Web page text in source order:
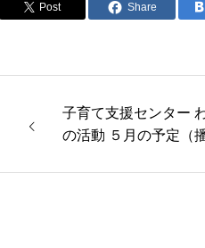
Post Share
子育て支援センター
の活動 ５月の予定（